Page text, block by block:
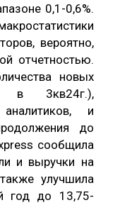
0,1-0,6%.
вероятно,
отчетностью.
новых
в 3кв24г.),
и
до
сообщила
и выручки на
улучшила
год до 13,75-